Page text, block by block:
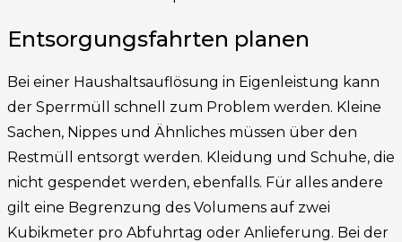
Entsorgungsfahrten planen
Bei einer Haushaltsauflösung in Eigenleistung kann
der Sperrmüll schnell zum Problem werden. Kleine
Sachen, Nippes und Ähnliches müssen über den
Restmüll entsorgt werden. Kleidung und Schuhe, die
nicht gespendet werden, ebenfalls. Für alles andere
gilt eine Begrenzung des Volumens auf zwei
Kubikmeter pro Abfuhrtag oder Anlieferung. Bei der